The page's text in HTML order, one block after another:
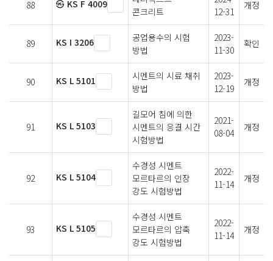
88 ㉿ KS F 4009
콘크리트
12-31
개정
89 KS I 3206
공업용수의 시험
방법
2023-
11-30
확인
90 KS L 5101
시멘트의 시료 채취
방법
2023-
12-19
개정
91 KS L 5103
길모어 침에 의한
시멘트의 응결 시간
시험방법
2021-
08-04
개정
92 KS L 5104
수경성 시멘트
모르타르의 인장
강도 시험방법
2022-
11-14
개정
93 KS L 5105
수경성 시멘트
모르타르의 압축
강도 시험방법
2022-
11-14
개정